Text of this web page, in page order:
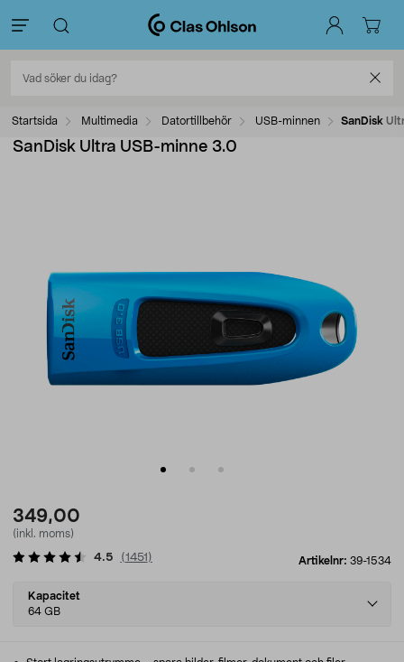
Startsida Multimedia Datortillbehör USB-minnen SanDisk
SanDisk Ultra USB-minne 3.0
349,00
(inkl. moms)
Artikelnr: 39-1534
4.5 (1451 )
Select
variant
Kapacitet
64 GB